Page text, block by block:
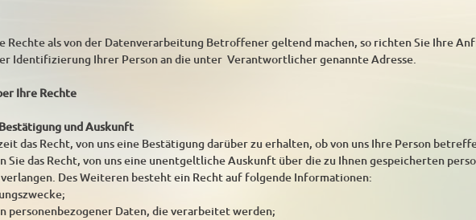
Rechte als von der Datenverarbeitung Betroffener geltend machen, so richten Sie Ihre
Identifizierung Ihrer Person an die unter Verantwortlicher genannte Adresse.
Ihre Rechte
und Auskunft
das Recht, von uns eine Bestätigung darüber zu erhalten, ob von uns Ihre Person
Sie das Recht, von uns eine unentgeltliche Auskunft über die zu Ihnen gespeicherten
Des Weiteren besteht ein Recht auf folgende Informationen:
personenbezogener Daten, die verarbeitet werden;